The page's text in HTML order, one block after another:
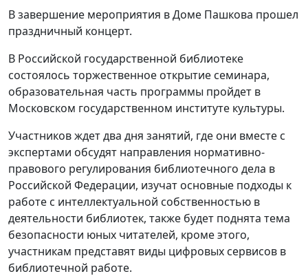
В завершение мероприятия в Доме Пашкова прошел
праздничный концерт.
В Российской государственной библиотеке
состоялось торжественное открытие семинара,
образовательная часть программы пройдет в
Московском государственном институте культуры.
Участников ждет два дня занятий, где они вместе с
экспертами обсудят направления нормативно-
правового регулирования библиотечного дела в
Российской Федерации, изучат основные подходы к
работе с интеллектуальной собственностью в
деятельности библиотек, также будет поднята тема
безопасности юных читателей, кроме этого,
участникам представят виды цифровых сервисов в
библиотечной работе.